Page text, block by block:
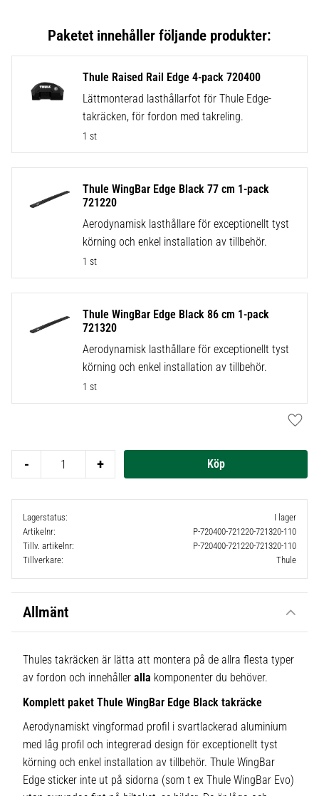
Thule Raised Rail Edge 4-pack 720400
Lättmonterad lasthållarfot för Thule Edge-
takräcken, för fordon med takreling.
1 st
Thule WingBar Edge Black 77 cm 1-pack
721220
Aerodynamisk lasthållare för exceptionellt tyst
körning och enkel installation av tillbehör.
1 st
Thule WingBar Edge Black 86 cm 1-pack
721320
Aerodynamisk lasthållare för exceptionellt tyst
körning och enkel installation av tillbehör.
1 st
+
-
Lagerstatus
I lager
Artikelnr
P-720400-721220-721320-110
Tillv. artikelnr
P-720400-721220-721320-110
Tillverkare
Thule
Allmänt
Thules takräcken är lätta att montera på de allra flesta typer
av fordon och innehåller alla komponenter du behöver.
Komplett paket Thule WingBar Edge Black takräcke
Aerodynamiskt vingformad profil i svartlackerad aluminium
med låg profil och integrerad design för exceptionellt tyst
körning och enkel installation av tillbehör. Thule WingBar
Edge sticker inte ut på sidorna (som t ex Thule WingBar Evo)